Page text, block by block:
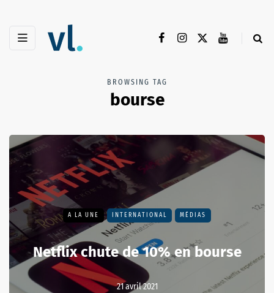
BROWSING TAG
bourse
A LA UNE INTERNATIONAL MÉDIAS
Netflix chute de 10% en bourse
21 avril 2021